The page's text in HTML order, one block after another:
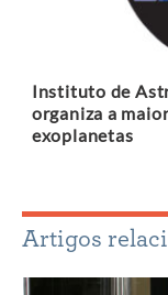
Instituto de
organiza a
exoplanetas
Artigos